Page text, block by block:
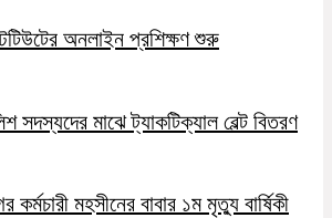
অনলাইন প্রশিক্ষণ শুরু
সদস্যদের মাঝে ট্যাকটিক্যাল বেল্ট বিতরণ
কর্মচারী মহসীনের বাবার ১ম মৃত্যু বার্ষিকী